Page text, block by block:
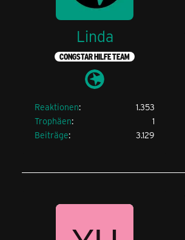
Linda
CONGSTAR HILFE TEAM
Reaktionen
1.353
Trophäen
1
Beiträge
3.129